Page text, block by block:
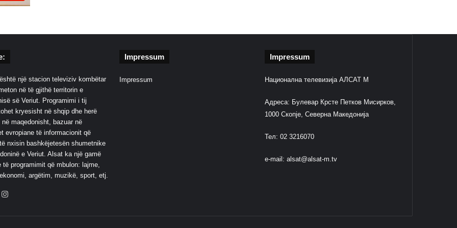
një stacion televiziv kombëtar
në të gjithë territorin e
së Veriut. Programimi i tij
kryesisht në shqip dhe herë
në maqedonisht, bazuar në
evropiane të informacionit që
nxisin bashkëjetesën shumetnike
e Veriut. Alsat ka një gamë
të programimit që mbulon: lajme,
argëtim, muzikë, sport, etj.
Impressum
Impressum
Impressum
Национална телевизија АЛСАТ М
Адреса: Булевар Крсте Петков Мисирков,
1000 Скопје, Северна Македонија
Тел: 02 3216070
e-mail: alsat@alsat-m.tv